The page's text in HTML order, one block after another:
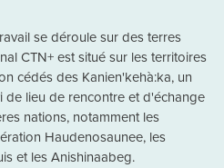
se déroule sur des terres
CTN+ est situé sur les territoires
cédés des Kanien'kehà:ka, un
lieu de rencontre et d'échange
nations, notamment les
Haudenosaunee, les
et les Anishinaabeg.